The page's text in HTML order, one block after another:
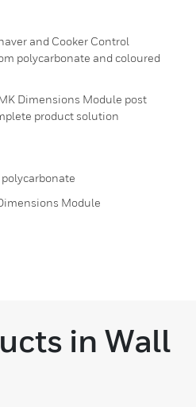
and Cooker Control
polycarbonate and coloured
Dimensions Module post
product solution
Module
in Wall